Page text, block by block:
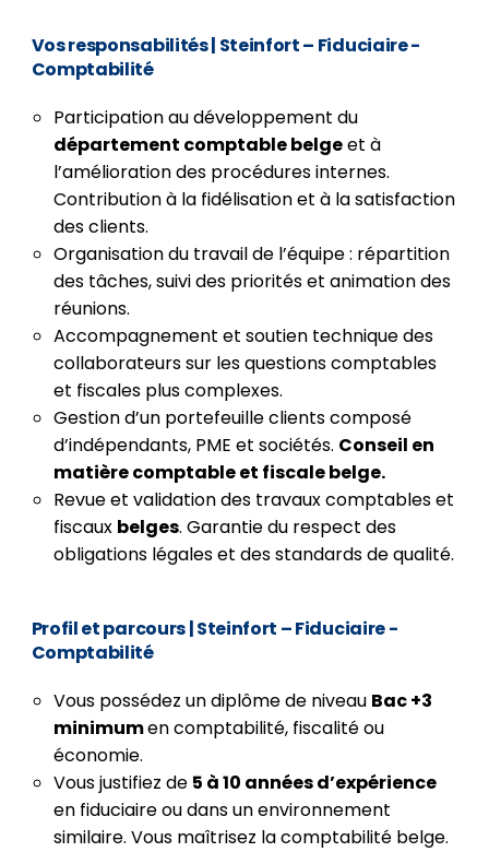
Vos responsabilités | Steinfort – Fiduciaire -
Comptabilité
Participation au développement du
département comptable belgeet à
l’amélioration des procédures internes.
Contribution à la fidélisation et à la satisfaction
des clients.
Organisation du travail de l’équipe : répartition
des tâches, suivi des priorités et animation des
réunions.
Accompagnement et soutien technique des
collaborateurs sur les questions comptables
et fiscales plus complexes.
Gestion d’un portefeuille clients composé
d’indépendants, PME et sociétés. Conseil en
matière comptable et fiscale belge.
Revue et validation des travaux comptables et
fiscaux belges. Garantie du respect des
obligations légales et des standards de qualité.
Profil et parcours | Steinfort – Fiduciaire -
Comptabilité
Vous possédez un diplôme de niveau Bac +3
minimumen comptabilité, fiscalité ou
économie.
Vous justifiez de 5 à 10 années d’expérience
en fiduciaire ou dans un environnement
similaire. Vous maîtrisez la comptabilité belge.